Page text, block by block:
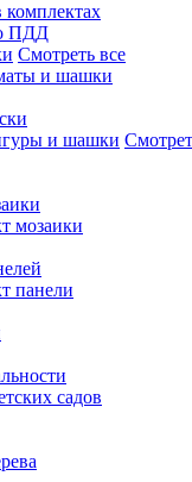
ПДД
Смотреть все
и шашки
и шашки
мозаики
панели
садов